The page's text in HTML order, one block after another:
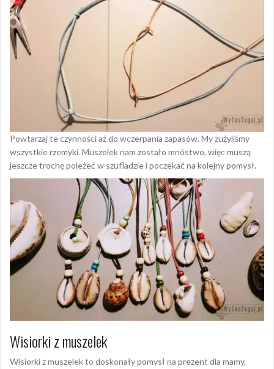
Powtarzaj te czynności aż do wczerpania zapasów. My zużyliśmy
wszystkie rzemyki. Muszelek nam zostało mnóstwo, więc muszą
jeszcze trochę poleżeć w szufladzie i poczekać na kolejny pomysł.
Wisiorki z muszelek
Wisiorki z muszelek to doskonały pomysł na prezent dla mamy,